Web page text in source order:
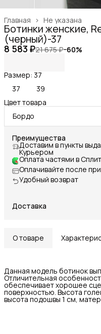
Не указана
Главная ›
Ботинки женские,
(черный)-37
8 583 ₽21 675 ₽−60%
Размер: 37
37
39
Цвет товара
Бордо
Преимущества
Доставим в пункты
Курьером
Оплата частями в Сплит
Оплачивайте после
Удобный возврат
Доставка
О товаре
Данная модель ботинок
Отличительная
обеспечивает хорошее
поверхностью. Высота
высота подошвы 1 см,